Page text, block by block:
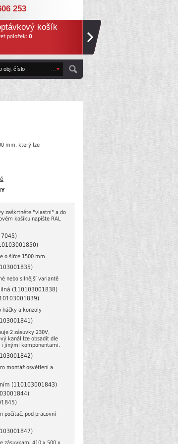
košík
položek: 0
253
mm, který lze
zaškrtněte "vlastní" a do
košíku napište RAL
7045)
o šířce 1500 mm
nebo silnější variantě
(110103001838)
háčky a konzoly
2 zásuvky 230V,
kanál lze obsadit dle
i jinými komponentami.
montáž osvětlení a
(110103001843)
počítač, pod pracovní